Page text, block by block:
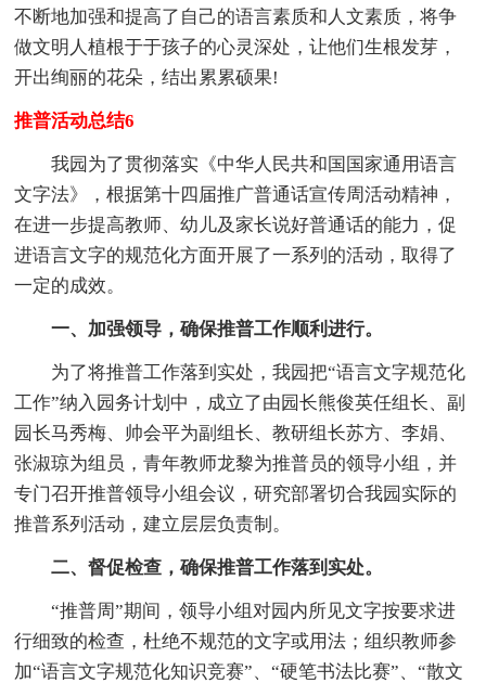
不断地加强和提高了自己的语言素质和人文素质，将争
做文明人植根于于孩子的心灵深处，让他们生根发芽，
开出绚丽的花朵，结出累累硕果!
推普活动总结6
我园为了贯彻落实《中华人民共和国国家通用语言
文字法》，根据第十四届推广普通话宣传周活动精神，
在进一步提高教师、幼儿及家长说好普通话的能力，促
进语言文字的规范化方面开展了一系列的活动，取得了
一定的成效。
一、加强领导，确保推普工作顺利进行。
为了将推普工作落到实处，我园把“语言文字规范化
工作”纳入园务计划中，成立了由园长熊俊英任组长、副
园长马秀梅、帅会平为副组长、教研组长苏方、李娟、
张淑琼为组员，青年教师龙黎为推普员的领导小组，并
专门召开推普领导小组会议，研究部署切合我园实际的
推普系列活动，建立层层负责制。
二、督促检查，确保推普工作落到实处。
“推普周”期间，领导小组对园内所见文字按要求进
行细致的检查，杜绝不规范的文字或用法；组织教师参
加“语言文字规范化知识竞赛”、“硬笔书法比赛”、“散文